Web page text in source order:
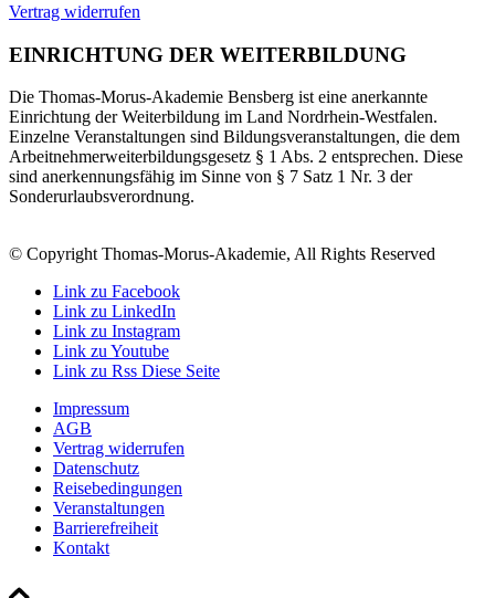
Vertrag widerrufen
EINRICHTUNG DER WEITERBILDUNG
Die Thomas-Morus-Akademie Bensberg ist eine anerkannte
Einrichtung der Weiterbildung im Land Nordrhein-Westfalen.
Einzelne Veranstaltungen sind Bildungsveranstaltungen, die dem
Arbeitnehmerweiterbildungsgesetz § 1 Abs. 2 entsprechen. Diese
sind anerkennungsfähig im Sinne von § 7 Satz 1 Nr. 3 der
Sonderurlaubsverordnung.
© Copyright Thomas-Morus-Akademie, All Rights Reserved
Link zu Facebook
Link zu LinkedIn
Link zu Instagram
Link zu Youtube
Link zu Rss Diese Seite
Impressum
AGB
Vertrag widerrufen
Datenschutz
Reisebedingungen
Veranstaltungen
Barrierefreiheit
Kontakt